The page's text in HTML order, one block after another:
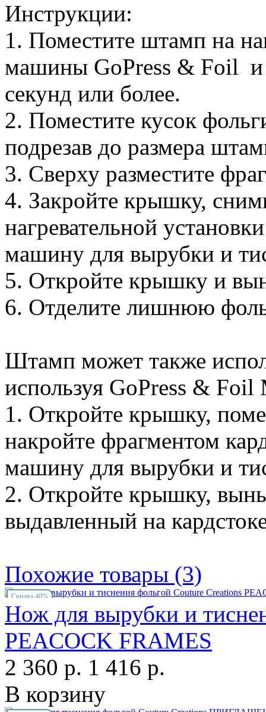
Инструкции:
1. Поместите штамп на
машины GoPress & Foil и
секунд или более.
2. Поместите кусок
подрезав до размера
3. Сверху разместите
4. Закройте крышку,
нагревательной
машину для вырубки и
5. Откройте крышку и
6. Отделите лишнюю
Штамп может также
используя GoPress & Foil
1. Откройте крышку,
накройте фрагментом
машину для вырубки и
2. Откройте крышку,
выдавленный на
Похожие товары (3)
Скидка 40%
Нож для вырубки и
PEACOCK FRAMES
2 360 р. 1 416 р.
В корзину